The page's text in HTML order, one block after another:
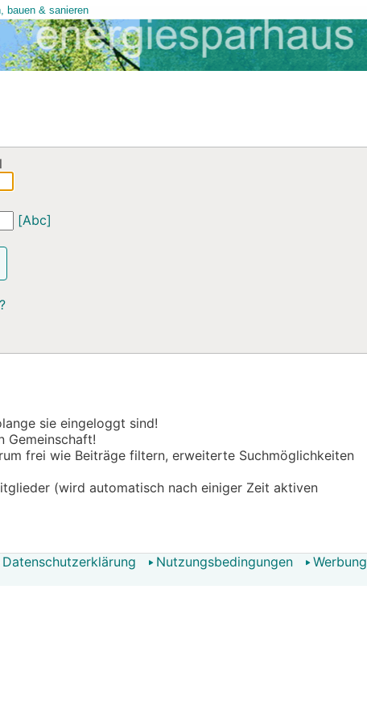
[Abc]
sie eingeloggt sind!
Gemeinschaft!
frei wie Beiträge filtern, erweiterte Suchmöglichkeiten
(wird automatisch nach einiger Zeit aktiven
Datenschutzerklärung Nutzungsbedingungen Werbung